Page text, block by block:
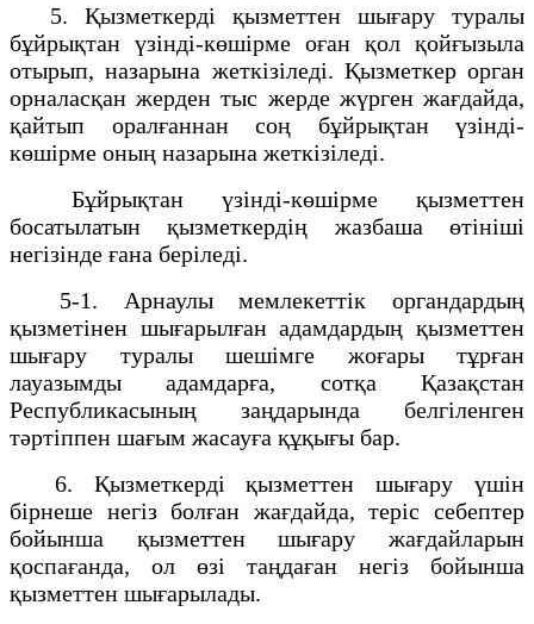
5. Қызметкерді қызметтен шығару туралы
бұйрықтан үзінді-көшірме оған қол қойғызыла
отырып, назарына жеткізіледі. Қызметкер орган
орналасқан жерден тыс жерде жүрген жағдайда,
қайтып оралғаннан соң бұйрықтан үзінді-
көшірме оның назарына жеткізіледі.
Бұйрықтан үзінді-көшірме қызметтен
босатылатын қызметкердің жазбаша өтініші
негізінде ғана беріледі.
5-1. Арнаулы мемлекеттік органдардың
қызметінен шығарылған адамдардың қызметтен
шығару туралы шешімге жоғары тұрған
лауазымды адамдарға, сотқа Қазақстан
Республикасының заңдарында белгіленген
тәртіппен шағым жасауға құқығы бар.
6. Қызметкерді қызметтен шығару үшін
бірнеше негіз болған жағдайда, теріс себептер
бойынша қызметтен шығару жағдайларын
қоспағанда, ол өзі таңдаған негіз бойынша
қызметтен шығарылады.